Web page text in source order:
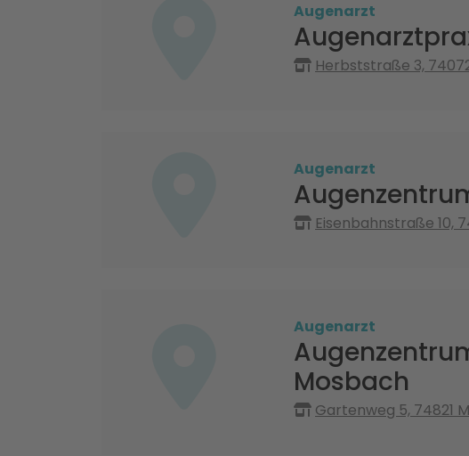
Augenarzt
Herbststraße 3,
Augenarzt
Eisenbahnstraße 10,
Augenarzt
Mosbach
Gartenweg 5, 74821